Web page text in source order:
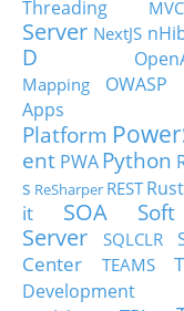
Threading
MVC
Server NextJS
D
Mapping
OWASP
Apps
Platform
ent PWA Python
s ReSharper RESTRust
it
SOA
Server
SQLCLR
Center
TEAMS
Development